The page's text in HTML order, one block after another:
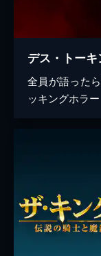
デス・トー
全員が語った
ッキングホラー